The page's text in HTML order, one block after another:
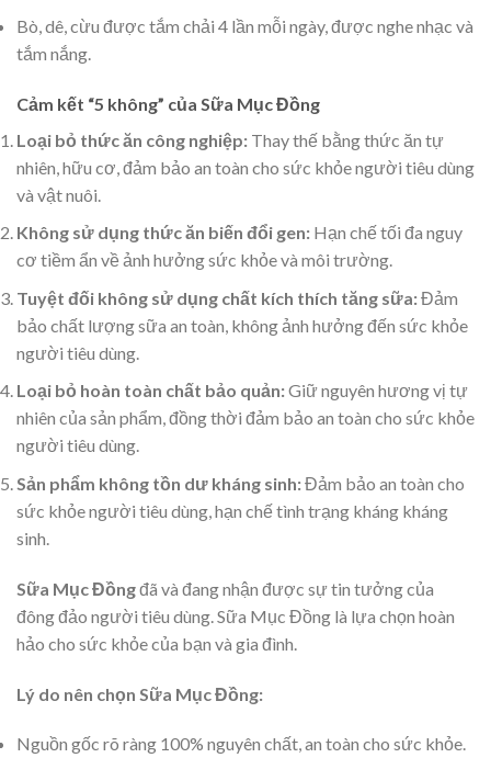
Bò, dê, cừu được tắm chải 4 lần mỗi ngày, được nghe nhạc và
tắm nắng.
Cảm kết “5 không” của Sữa Mục Đồng
Loại bỏ thức ăn công nghiệp: Thay thế bằng thức ăn tự
nhiên, hữu cơ, đảm bảo an toàn cho sức khỏe người tiêu dùng
và vật nuôi.
Không sử dụng thức ăn biến đổi gen: Hạn chế tối đa nguy
cơ tiềm ẩn về ảnh hưởng sức khỏe và môi trường.
Tuyệt đối không sử dụng chất kích thích tăng sữa:Đảm
bảo chất lượng sữa an toàn, không ảnh hưởng đến sức khỏe
người tiêu dùng.
Loại bỏ hoàn toàn chất bảo quản:Giữ nguyên hương vị tự
nhiên của sản phẩm, đồng thời đảm bảo an toàn cho sức khỏe
người tiêu dùng.
Sản phẩm không tồn dư kháng sinh:Đảm bảo an toàn cho
sức khỏe người tiêu dùng, hạn chế tình trạng kháng kháng
sinh.
Sữa Mục Đồngđã và đang nhận được sự tin tưởng của
đông đảo người tiêu dùng. Sữa Mục Đồng là lựa chọn hoàn
hảo cho sức khỏe của bạn và gia đình.
Lý do nên chọn Sữa Mục Đồng:
Nguồn gốc rõ ràng 100% nguyên chất, an toàn cho sức khỏe.